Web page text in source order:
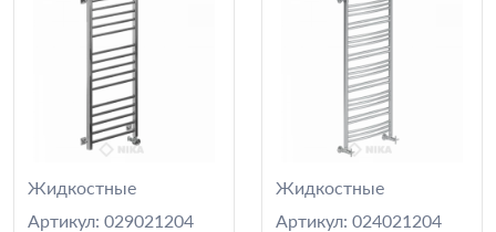
Жидкостные
Артикул: 029021204
Жидкостные
Артикул: 024021204